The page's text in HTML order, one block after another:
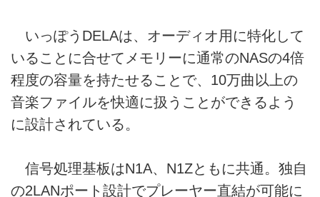
いっぽうDELAは、オーディオ用に特化して
いることに合せてメモリーに通常のNASの4倍
程度の容量を持たせることで、10万曲以上の
音楽ファイルを快適に扱うことができるよう
に設計されている。
信号処理基板はN1A、N1Zともに共通。独自
の2LANポート設計でプレーヤー直結が可能に